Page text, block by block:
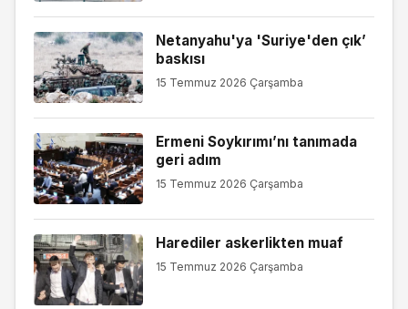
Netanyahu'ya 'Suriye'den çık’
baskısı
15 Temmuz 2026 Çarşamba
Ermeni Soykırımı’nı tanımada
geri adım
15 Temmuz 2026 Çarşamba
Harediler askerlikten muaf
15 Temmuz 2026 Çarşamba